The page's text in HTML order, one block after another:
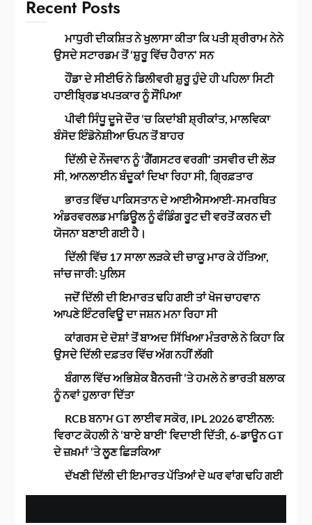
Recent Posts
ਮਾਧੁਰੀ ਦੀਕਸ਼ਿਤ ਨੇ ਖੁਲਾਸਾ ਕੀਤਾ ਕਿ ਪਤੀ ਸ਼੍ਰੀਰਾਮ ਨੇਨੇ
ਉਸਦੇ ਸਟਾਰਡਮ ਤੋਂ ‘ਸ਼ੁਰੂ ਵਿੱਚ ਹੈਰਾਨ’ ਸਨ
ਹੌਂਡਾ ਦੇ ਸੀਈਓ ਨੇ ਡਿਲੀਵਰੀ ਸ਼ੁਰੂ ਹੁੰਦੇ ਹੀ ਪਹਿਲਾ ਸਿਟੀ
ਹਾਈਬ੍ਰਿਡ ਖਪਤਕਾਰ ਨੂੰ ਸੌਂਪਿਆ
ਪੀਵੀ ਸਿੰਧੂ ਦੂਜੇ ਦੌਰ ‘ਚ ਕਿਦਾਂਬੀ ਸ਼੍ਰੀਕਾਂਤ, ਮਾਲਵਿਕਾ
ਬੰਸੋਦ ਇੰਡੋਨੇਸ਼ੀਆ ਓਪਨ ਤੋਂ ਬਾਹਰ
ਦਿੱਲੀ ਦੇ ਨੌਜਵਾਨ ਨੂੰ ‘ਗੈਂਗਸਟਰ ਵਰਗੀ’ ਤਸਵੀਰ ਦੀ ਲੋੜ
ਸੀ, ਆਨਲਾਈਨ ਬੰਦੂਕਾਂ ਦਿਖਾ ਰਿਹਾ ਸੀ, ਗ੍ਰਿਫ਼ਤਾਰ
ਭਾਰਤ ਵਿੱਚ ਪਾਕਿਸਤਾਨ ਦੇ ਆਈਐਸਆਈ-ਸਮਰਥਿਤ
ਅੰਡਰਵਰਲਡ ਮਾਡਿਊਲ ਨੂੰ ਫੰਡਿੰਗ ਰੂਟ ਦੀ ਵਰਤੋਂ ਕਰਨ ਦੀ
ਯੋਜਨਾ ਬਣਾਈ ਗਈ ਹੈ।
ਦਿੱਲੀ ਵਿੱਚ 17 ਸਾਲਾ ਲੜਕੇ ਦੀ ਚਾਕੂ ਮਾਰ ਕੇ ਹੱਤਿਆ,
ਜਾਂਚ ਜਾਰੀ: ਪੁਲਿਸ
ਜਦੋਂ ਦਿੱਲੀ ਦੀ ਇਮਾਰਤ ਢਹਿ ਗਈ ਤਾਂ ਖੋਜ ਚਾਹਵਾਨ
ਆਪਣੇ ਇੰਟਰਵਿਊ ਦਾ ਜਸ਼ਨ ਮਨਾ ਰਿਹਾ ਸੀ
ਕਾਂਗਰਸ ਦੇ ਦੋਸ਼ਾਂ ਤੋਂ ਬਾਅਦ ਸਿੱਖਿਆ ਮੰਤਰਾਲੇ ਨੇ ਕਿਹਾ ਕਿ
ਉਸਦੇ ਦਿੱਲੀ ਦਫ਼ਤਰ ਵਿੱਚ ਅੱਗ ਨਹੀਂ ਲੱਗੀ
ਬੰਗਾਲ ਵਿੱਚ ਅਭਿਸ਼ੇਕ ਬੈਨਰਜੀ ‘ਤੇ ਹਮਲੇ ਨੇ ਭਾਰਤੀ ਬਲਾਕ
ਨੂੰ ਨਵਾਂ ਹੁਲਾਰਾ ਦਿੱਤਾ
RCB ਬਨਾਮ GT ਲਾਈਵ ਸਕੋਰ, IPL 2026 ਫਾਈਨਲ:
ਵਿਰਾਟ ਕੋਹਲੀ ਨੇ ‘ਬਾਏ ਬਾਈ’ ਵਿਦਾਈ ਦਿੱਤੀ, 6-ਡਾਊਨ GT
ਦੇ ਜ਼ਖ਼ਮਾਂ ‘ਤੇ ਲੂਣ ਛਿੜਕਿਆ
ਦੱਖਣੀ ਦਿੱਲੀ ਦੀ ਇਮਾਰਤ ਪੱਤਿਆਂ ਦੇ ਘਰ ਵਾਂਗ ਢਹਿ ਗਈ